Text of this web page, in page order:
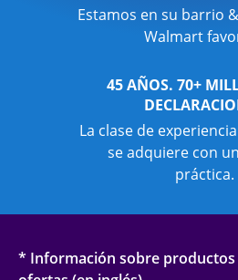
Estamos en su barrio
Walmart
45 AÑOS. 70+
La clase de
se adquiere con
práctica.
* Información sobre productos